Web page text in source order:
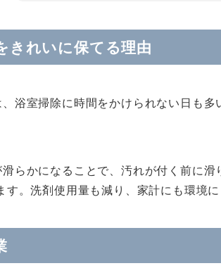
きれいに保てる理由
浴室掃除に時間をかけられない日も
らかになることで、汚れが付く前に
。洗剤使用量も減り、家計にも環境に